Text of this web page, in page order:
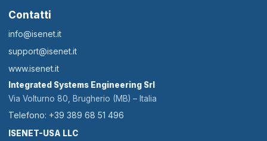
Contatti
info@isenet.it
support@isenet.it
www.isenet.it
Integrated Systems Engineering Srl
Via Volturno 80, Brugherio (MB) – Italia
Telefono: +39 389 68 51 496
ISENET-USA LLC